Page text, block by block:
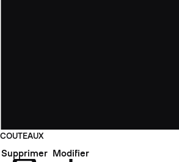
COUTEAUX
Supprimer Modifier